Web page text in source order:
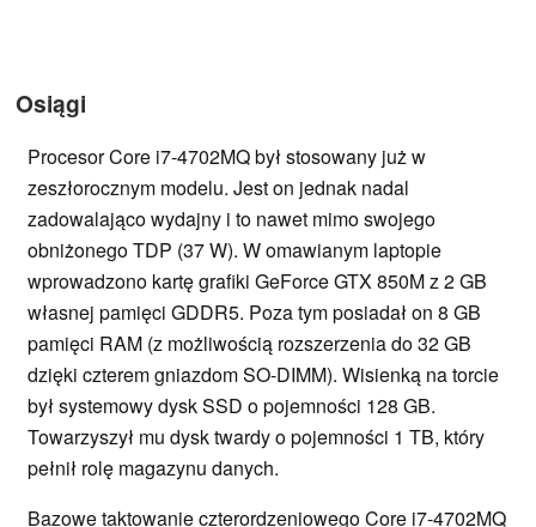
Osiągi
Procesor Core i7-4702MQ był stosowany już w
zeszłorocznym modelu. Jest on jednak nadal
zadowalająco wydajny i to nawet mimo swojego
obniżonego TDP (37 W). W omawianym laptopie
wprowadzono kartę grafiki GeForce GTX 850M z 2 GB
własnej pamięci GDDR5. Poza tym posiadał on 8 GB
pamięci RAM (z możliwością rozszerzenia do 32 GB
dzięki czterem gniazdom SO-DIMM). Wisienką na torcie
był systemowy dysk SSD o pojemności 128 GB.
Towarzyszył mu dysk twardy o pojemności 1 TB, który
pełnił rolę magazynu danych.
Bazowe taktowanie czterordzeniowego Core i7-4702MQ